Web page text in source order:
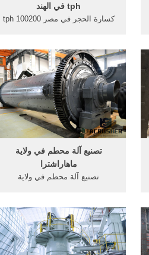
tph في الهند
كسارة الحجر في مصر 100200 tph
قدرة 500 t/h كسارة الحجركسارة
الحجر من 25 مصنعي سعة tph في
الهندكسارة الحجر من 25 مصنعي
سعة tph في الهند . shanghai gm
machinery co.، ltd هي .
تصنيع آلة محطم في ولاية
ماهاراشترا
تصنيع آلة محطم في ولاية
محطم في ولاية غوجارات آلة محطم
آلة ولاية راجاستان مصانع الدرفلة
بروفاري iqjxuxyz.مصر حجر